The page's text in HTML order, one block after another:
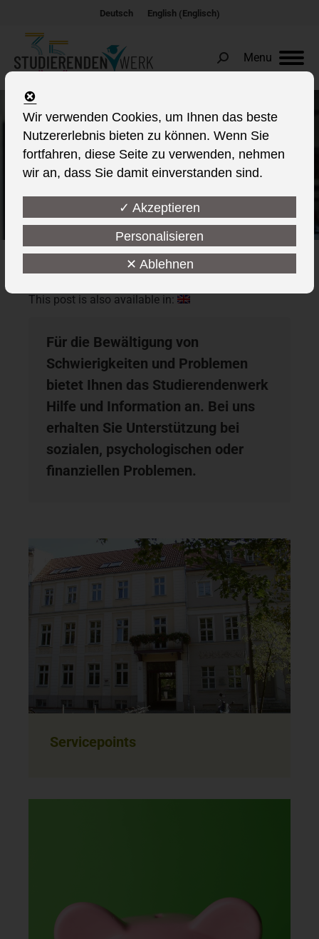
Deutsch English(Englisch)
Menu
Search:
Damit Studieren gelingt!
This post is also available in:
Für die Bewältigung von
Schwierigkeiten und Problemen
bietet Ihnen das Studierendenwerk
Hilfe und Information an. Bei uns
erhalten Sie Unterstützung bei
sozialen, psychologischen oder
finanziellen Problemen.
Servicepoints
Wir verwenden Cookies, um Ihnen das beste
Nutzererlebnis bieten zu können. Wenn Sie
fortfahren, diese Seite zu verwenden, nehmen
wir an, dass Sie damit einverstanden sind.
✓ Akzeptieren
Personalisieren
✕ Ablehnen